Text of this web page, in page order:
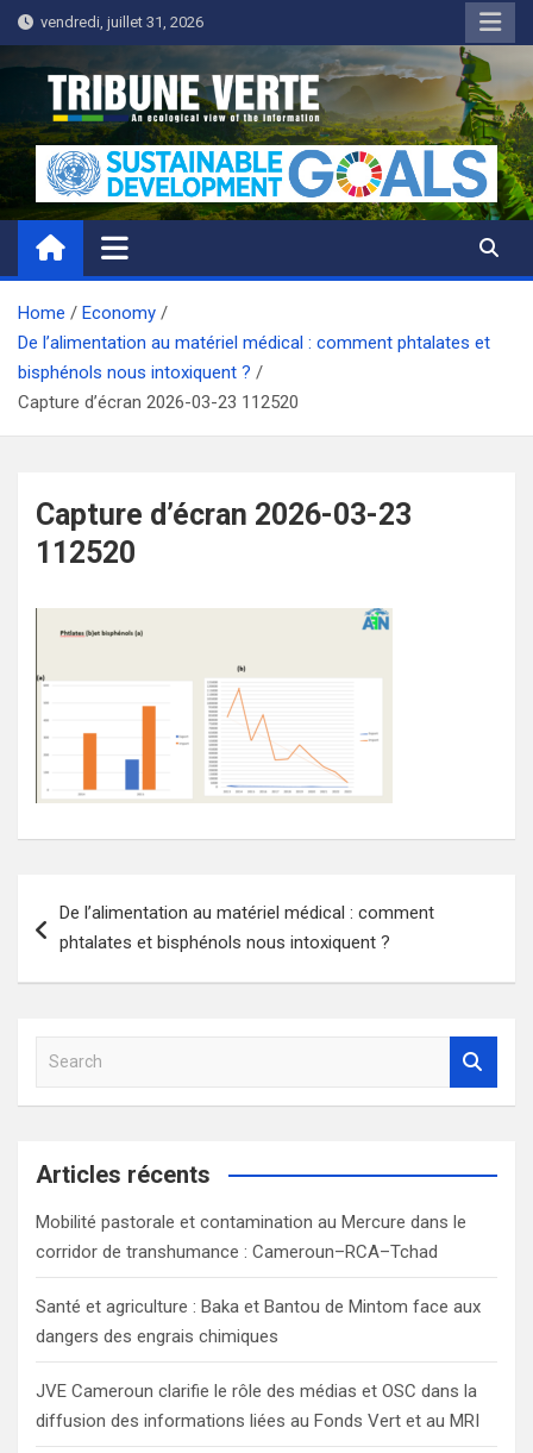
Skip
to
content
vendredi, juillet 31, 2026
Tribune Verte
Un regard écologique de l'information
Home
Economy
De l’alimentation au matériel médical : comment phtalates et
bisphénols nous intoxiquent ?
Capture d’écran 2026-03-23 112520
Capture d’écran 2026-03-23
112520
de
De l’alimentation au matériel médical : comment
phtalates et bisphénols nous intoxiquent ?
a
c
Articles récents
Mobilité pastorale et contamination au Mercure dans le
corridor de transhumance : Cameroun–RCA–Tchad
Santé et agriculture : Baka et Bantou de Mintom face aux
dangers des engrais chimiques
JVE Cameroun clarifie le rôle des médias et OSC dans la
diffusion des informations liées au Fonds Vert et au MRI